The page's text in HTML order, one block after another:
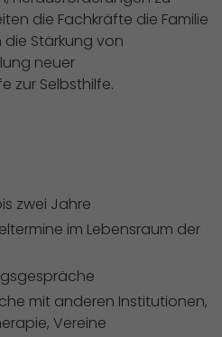
die Fachkräfte die Familie
Stärkung von
neuer
zur Selbsthilfe.
zwei Jahre
im Lebensraum der
mit anderen Institutionen,
Vereine